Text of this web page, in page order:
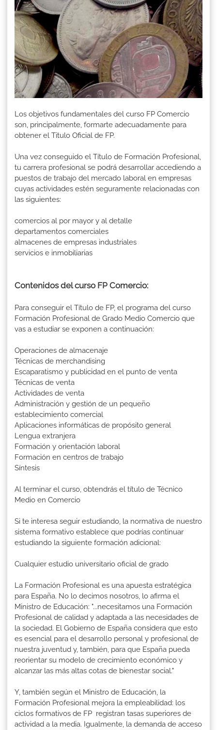
Los objetivos fundamentales del curso FP Comercio
son, principalmente, formarte adecuadamente para
obtener el Titulo Oficial de FP.
Una vez conseguido el Título de Formación Profesional,
tu carrera profesional se podrá desarrollar accediendo a
puestos de trabajo del mercado laboral en empresas
cuyas actividades estén seguramente relacionadas con
las siguientes:
comercios al por mayor y al detalle
departamentos comerciales
almacenes de empresas industriales
servicios e inmobiliarias
Contenidos del curso FP Comercio:
Para conseguir el Título de FP, el programa del curso
Formación Profesional de Grado Medio Comercio que
vas a estudiar se exponen a continuación:
Operaciones de almacenaje
Técnicas de merchandising
Escaparatismo y publicidad en el punto de venta
Técnicas de venta
Actividades de venta
Administración y gestión de un pequeño
establecimiento comercial
Aplicaciones informáticas de propósito general
Lengua extranjera
Formación y orientación laboral
Formación en centros de trabajo
Síntesis
Al terminar el curso, obtendrás el título de Técnico
Medio en Comercio
Si te interesa seguir estudiando, la normativa de nuestro
sistema formativo establece que podrías continuar
estudiando la siguiente formación adicional:
Cualquier estudio universitario oficial de grado
La Formación Profesional es una apuesta estratégica
para España. No lo decimos nosotros, lo afirma el
Ministro de Educación: "...necesitamos una Formación
Profesional de calidad y adaptada a las necesidades de
la sociedad. El Gobierno de España considera que esto
es esencial para el desarrollo personal y profesional de
nuestra juventud y, también, para que España pueda
reorientar su modelo de crecimiento económico y
alcanzar las más altas cotas de bienestar social."
Y, también según el Ministro de Educación, la
Formación Profesional mejora la empleabilidad: los
ciclos formativos de FP registran tasas superiores de
actividad a la media. Igualmente, la demanda de acceso